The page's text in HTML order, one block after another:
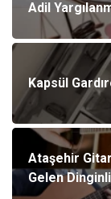
Adil
Kapsül
Ataşehir
Gelen